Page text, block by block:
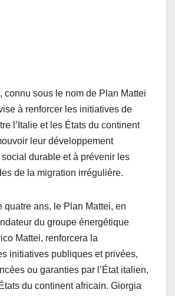
connu sous le nom de Plan Mattei
à renforcer les initiatives de
l’Italie et les États du continent
leur développement
durable et à prévenir les
de la migration irrégulière.
quatre ans, le Plan Mattei, en
du groupe énergétique
Mattei, renforcera la
initiatives publiques et privées,
ou garanties par l’État italien,
du continent africain. Giorgia